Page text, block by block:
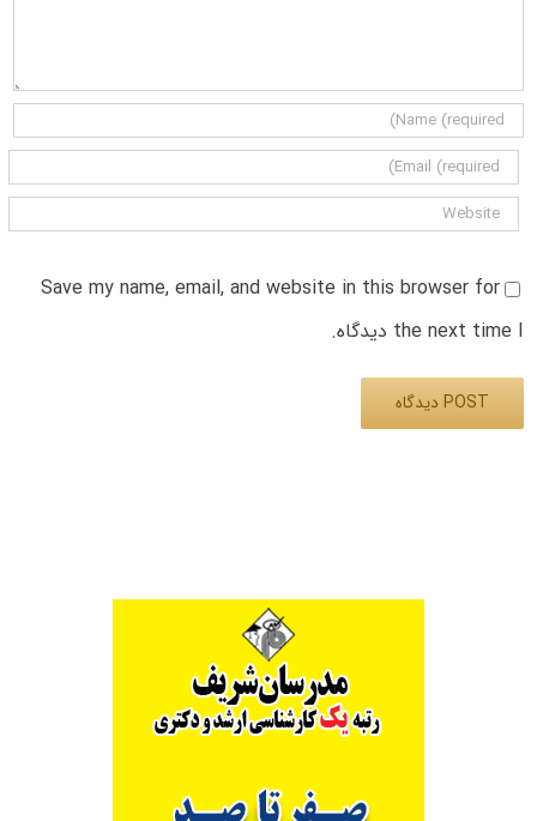
Save my name, email, and website in this browser for
the next time I دیدگاه.